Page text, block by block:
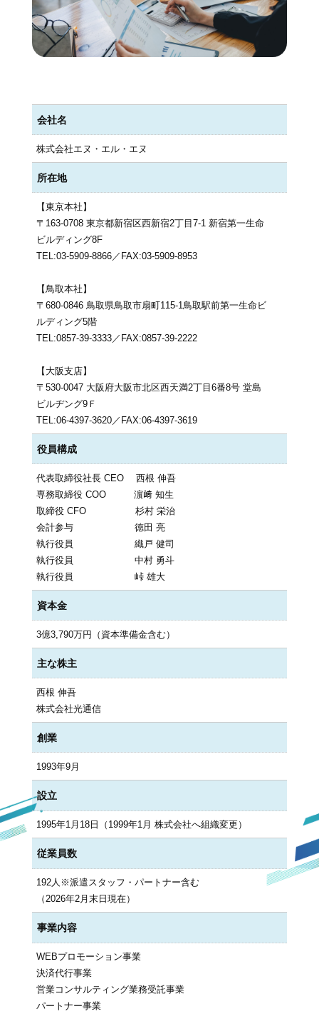
会社名
株式会社エヌ・エル・エヌ
所在地
【東京本社】
〒163-0708 東京都新宿区西新宿2丁目7-1 新宿第一生命
ビルディング8F
TEL:03-5909-8866／FAX:03-5909-8953
【鳥取本社】
〒680-0846 鳥取県鳥取市扇町115-1鳥取駅前第一生命ビ
ルディング5階
TEL:0857-39-3333／FAX:0857-39-2222
【大阪支店】
〒530-0047 大阪府大阪市北区西天満2丁目6番8号 堂島
ビルヂング9Ｆ
TEL:06-4397-3620／FAX:06-4397-3619
役員構成
代表取締役社長 CEO 西根 伸吾
専務取締役 COO 濵﨑 知生
取締役 CFO 杉村 栄治
会計参与 徳田 亮
執行役員 織戸 健司
執行役員 中村 勇斗
執行役員 峠 雄大
資本金
3億3,790万円（資本準備金含む）
主な株主
西根 伸吾
株式会社光通信
創業
1993年9月
設立
1995年1月18日（1999年1月 株式会社へ組織変更）
従業員数
192人※派遣スタッフ・パートナー含む
（2026年2月末日現在）
事業内容
WEBプロモーション事業
決済代行事業
営業コンサルティング業務受託事業
パートナー事業